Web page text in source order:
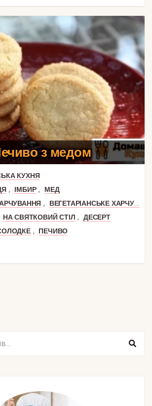
з медом
КУХНЯ
, ІМБИР ,
МЕД
,
ВЕГЕТАРІАНСЬКЕ ХАРЧУВАННЯ
НА СВЯТКОВИЙ СТІЛ ,
ДЕСЕРТ
, ПЕЧИВО